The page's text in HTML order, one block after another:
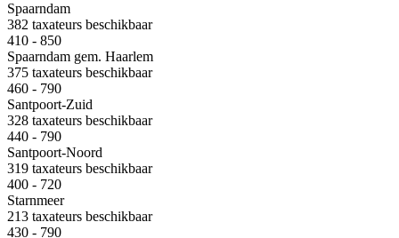
Spaarndam
382 taxateurs beschikbaar
410 - 850
Spaarndam gem. Haarlem
375 taxateurs beschikbaar
460 - 790
Santpoort-Zuid
328 taxateurs beschikbaar
440 - 790
Santpoort-Noord
319 taxateurs beschikbaar
400 - 720
Starnmeer
213 taxateurs beschikbaar
430 - 790